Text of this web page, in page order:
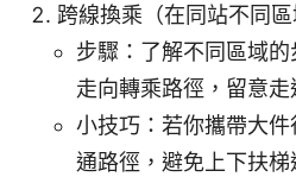
跨線換乘（在同站不同區
步驟：了解不同區域
走向轉乘路徑，留意走
小技巧：若你攜帶大
通路徑，避免上下扶